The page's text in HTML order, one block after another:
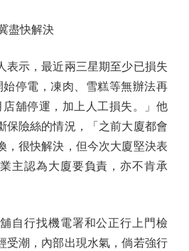
盡快解決
示，最近兩三星期至少已損失
始停電，凍肉、雪糕等無辦法再
舖停運，加上人工損失。」他
保險絲的情況，「之前大廈都會
，很快解決，但今次大廈堅決表
主認為大廈要負責，亦不肯承
行找機電署和公正行上門檢
受潮，內部出現水氣，倘若強行